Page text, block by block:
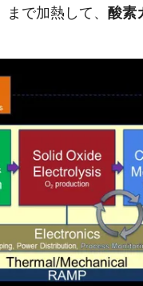
まで加熱して、 酸素